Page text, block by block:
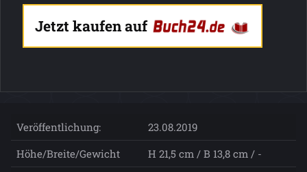
Jetzt kaufen auf
Veröffentlichung:
23.08.2019
Höhe/Breite/Gewicht
H 21,5 cm / B 13,8 cm / -